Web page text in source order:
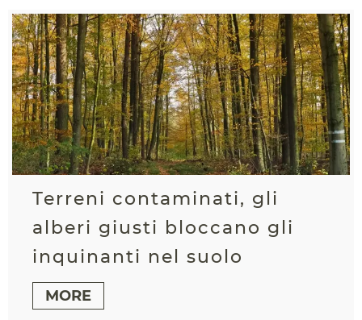
Terreni contaminati, gli
alberi giusti bloccano gli
inquinanti nel suolo
MORE